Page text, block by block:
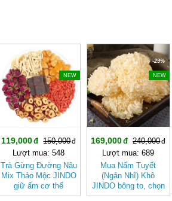
-20%
NEW
119,000
150,000
Lượt mua: 548
Trà Gừng Đường Nâu
Mix Thảo Mộc JINDO
giữ ấm cơ thể
-29%
NEW
169,000
240,000
Lượt mua: 689
Mua Nấm Tuyết
(Ngân Nhĩ) Khô
JINDO bông to, chọn
lọc tốt cho sức khỏe